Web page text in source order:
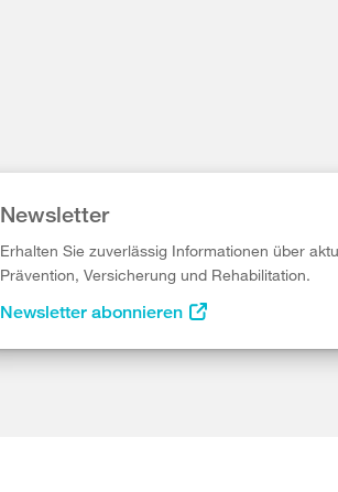
Newsletter
Erhalten Sie zuverlässig Informationen über
Prävention, Versicherung und Rehabilitation.
Newsletter abonnieren